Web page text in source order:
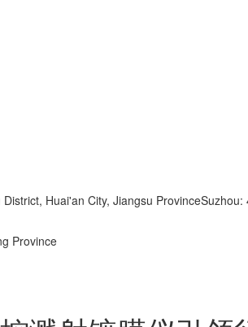
Huai'an City, Jiangsu
Province